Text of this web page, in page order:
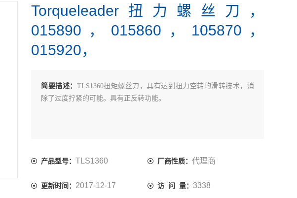
Torqueleader扭力螺丝刀，
015890，015860，105870，
015920，
简要描述： TLS1360扭矩螺丝刀，具有达到扭力空转的滑转技术，消
除了过度拧紧的可能。具有正反转功能。
产品型号： TLS1360 厂商性质： 代理商
更新时间： 2017-12-17 访 问 量： 3338